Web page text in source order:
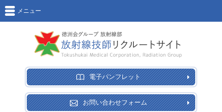
メニュー
電子パンフレット
お問い合わせフォーム